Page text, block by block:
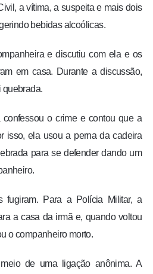
a vítima, a suspeita e mais dois
bebidas alcoólicas.
e discutiu com ela e os
em casa. Durante a discussão,
quebrada.
o crime e contou que a
isso, ela usou a perna da cadeira
para se defender dando um
fugiram. Para a Polícia Militar, a
a casa da irmã e, quando voltou
o companheiro morto.
de uma ligação anônima. A